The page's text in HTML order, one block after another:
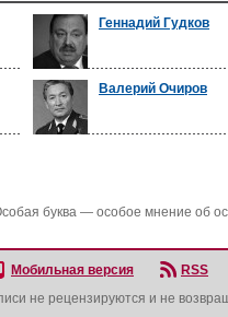
Геннадий Гудков
Валерий Очиров
буква — особое мнение об
Мобильная версия
RSS
не рецензируются и не